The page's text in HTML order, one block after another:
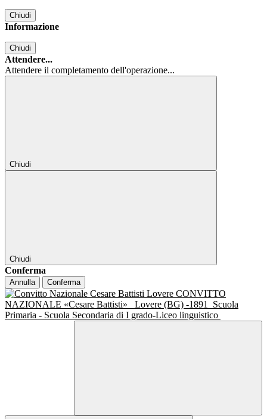
Chiudi
Informazione
Chiudi
Attendere...
Attendere il completamento dell'operazione...
Chiudi
Chiudi
Conferma
Annulla Conferma
CONVITTO
NAZIONALE «Cesare Battisti»
Lovere (BG) -1891
Scuola
Primaria - Scuola Secondaria di I grado-Liceo linguistico